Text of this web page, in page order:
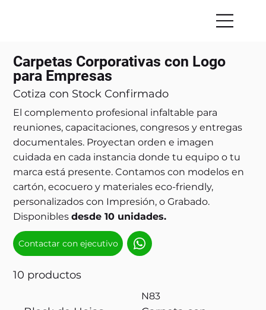
Carpetas Corporativas con Logo
para Empresas
Cotiza con Stock Confirmado
El complemento profesional infaltable para
reuniones, capacitaciones, congresos y entregas
documentales. Proyectan orden e imagen
cuidada en cada instancia donde tu equipo o tu
marca está presente. Contamos con modelos en
cartón, ecocuero y materiales eco-friendly,
personalizados con Impresión, o Grabado.
Disponiblesdesde 10 unidades.
Contactar con ejecutivo
10 productos
N83